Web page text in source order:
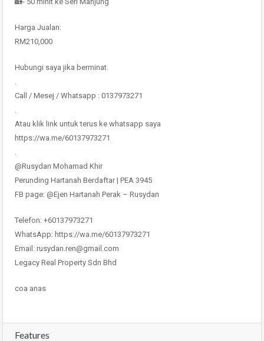
Harga Jualan:
RM210,000
Hubungi saya jika berminat.
.
Call / Mesej / Whatsapp : 0137973271
.
Atau klik link untuk terus ke whatsapp saya
https://wa.me/60137973271
.
@Rusydan Mohamad Khir
Perunding Hartanah Berdaftar | PEA 3945
FB page: @Ejen Hartanah Perak – Rusydan
Telefon: +60137973271
WhatsApp: https://wa.me/60137973271
Email: rusydan.ren@gmail.com
Legacy Real Property Sdn Bhd
coa anas
Features